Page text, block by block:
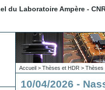
du Laboratoire Ampère -
Accueil > Thèses et HDR > Thèses
10/04/2026 -